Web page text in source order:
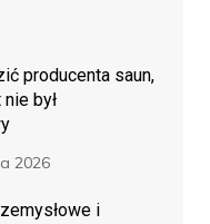
producenta saun,
był
2026
i